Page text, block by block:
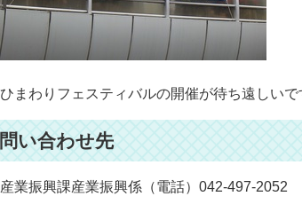
ひまわりフェスティバルの開催が待ち遠しいで
問い合わせ先
産業振興課産業振興係（電話）042-497-2052